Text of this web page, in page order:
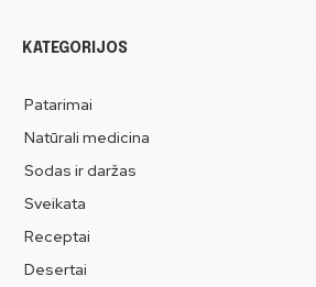
KATEGORIJOS
Patarimai
Natūrali medicina
Sodas ir daržas
Sveikata
Receptai
Desertai